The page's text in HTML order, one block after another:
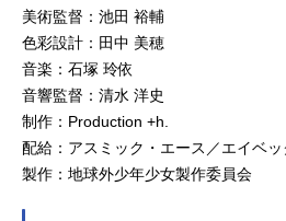
美術監督：池田 裕輔
色彩設計：田中 美穂
音楽：石塚 玲依
音響監督：清水 洋史
制作：Production +h.
配給：アスミック・エース／エイベ
製作：地球外少年少女製作委員会